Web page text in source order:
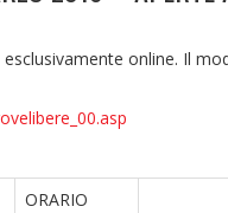
online. Il
ORARIO